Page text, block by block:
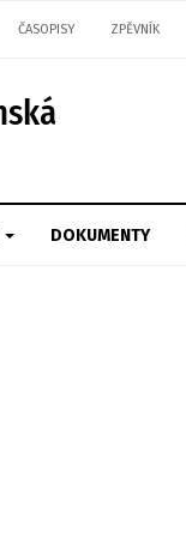
ČASOPISY ZPĚVNÍK
DOKUMENTY